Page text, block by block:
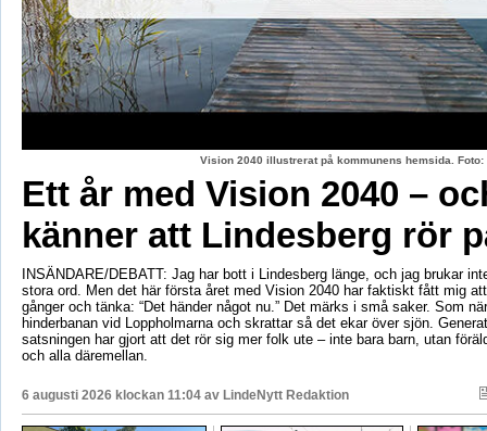
Vision 2040 illustrerat på kommunens hemsida.
Ett år med Vision 2040 –
känner att Lindesberg rör
INSÄNDARE/DEBATT: Jag har bott i Lindesberg länge, och jag brukar
stora ord. Men det här första året med Vision 2040 har faktiskt fått mig
gånger och tänka: “Det händer något nu.” Det märks i små saker. Som
hinderbanan vid Loppholmarna och skrattar så det ekar över sjön.
satsningen har gjort att det rör sig mer folk ute – inte bara barn, utan
och alla däremellan.
6 augusti 2026 klockan 11:04 av LindeNytt Redaktion